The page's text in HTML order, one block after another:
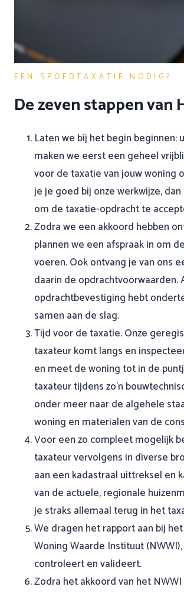
EEN SPOEDTAXATIE NODIG?
De zeven stappen van
Laten we bij het begin beginnen:
maken we eerst een geheel
voor de taxatie van jouw woning
je je goed bij onze werkwijze,
om de taxatie-opdracht te
Zodra we een akkoord hebben
plannen we een afspraak in om
voeren. Ook ontvang je van ons
daarin de opdrachtvoorwaarden.
opdrachtbevestiging hebt
samen aan de slag.
Tijd voor de taxatie. Onze
taxateur komt langs en
en meet de woning tot in de
taxateur tijdens zo’n
onder meer naar de algehele
woning en materialen van de
Voor een zo compleet mogelijk
taxateur vervolgens in diverse
aan een kadastraal uittreksel en
van de actuele, regionale
je straks allemaal terug in het
We dragen het rapport aan bij
Woning Waarde Instituut
controleert en valideert.
Zodra het akkoord van het NWWI